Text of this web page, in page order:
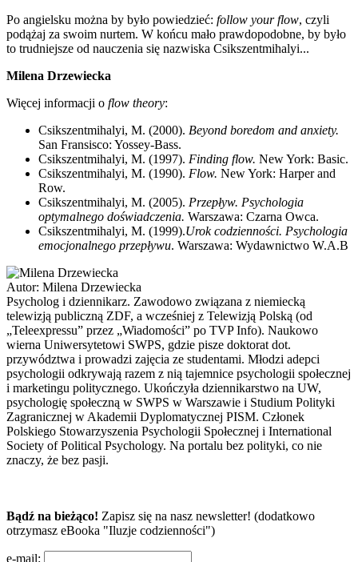
Po angielsku można by było powiedzieć: follow your flow, czyli
podążaj za swoim nurtem. W końcu mało prawdopodobne, by było
to trudniejsze od nauczenia się nazwiska Csikszentmihalyi...
Milena Drzewiecka
Więcej informacji o flow theory:
Csikszentmihalyi, M. (2000). Beyond boredom and anxiety.
San Fransisco: Yossey-Bass.
Csikszentmihalyi, M. (1997). Finding flow. New York: Basic.
Csikszentmihalyi, M. (1990). Flow. New York: Harper and
Row.
Csikszentmihalyi, M. (2005). Przepływ. Psychologia
optymalnego doświadczenia. Warszawa: Czarna Owca.
Csikszentmihalyi, M. (1999).Urok codzienności. Psychologia
emocjonalnego przepływu. Warszawa: Wydawnictwo W.A.B
Autor: Milena Drzewiecka
Psycholog i dziennikarz. Zawodowo związana z niemiecką
telewizją publiczną ZDF, a wcześniej z Telewizją Polską (od
„Teleexpressu” przez „Wiadomości” po TVP Info). Naukowo
wierna Uniwersytetowi SWPS, gdzie pisze doktorat dot.
przywództwa i prowadzi zajęcia ze studentami. Młodzi adepci
psychologii odkrywają razem z nią tajemnice psychologii społecznej
i marketingu politycznego. Ukończyła dziennikarstwo na UW,
psychologię społeczną w SWPS w Warszawie i Studium Polityki
Zagranicznej w Akademii Dyplomatycznej PISM. Członek
Polskiego Stowarzyszenia Psychologii Społecznej i International
Society of Political Psychology. Na portalu bez polityki, co nie
znaczy, że bez pasji.
Bądź na bieżąco! Zapisz się na nasz newsletter! (dodatkowo
otrzymasz eBooka "Iluzje codzienności")
e-mail: